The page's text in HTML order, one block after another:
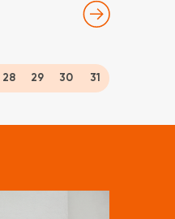
28 29 30 31